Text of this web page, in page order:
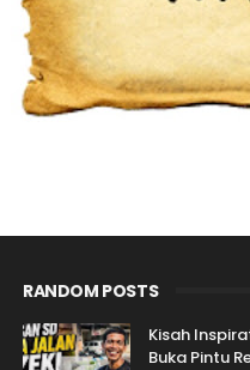
RANDOM POSTS
Kisah
Buka Pintu